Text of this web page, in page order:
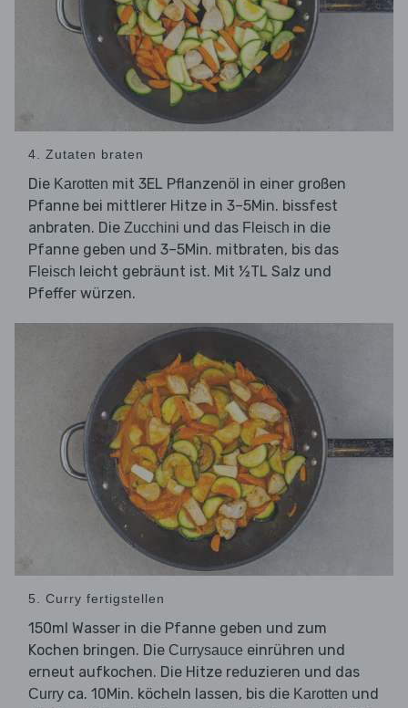
4. Zutaten braten
Die Karotten mit 3EL Pflanzenöl in einer großen
Pfanne bei mittlerer Hitze in 3–5Min. bissfest
anbraten. Die Zucchini und das Fleisch in die
Pfanne geben und 3–5Min. mitbraten, bis das
Fleisch leicht gebräunt ist. Mit ½TL Salz und
Pfeffer würzen.
5. Curry fertigstellen
150ml Wasser in die Pfanne geben und zum
Kochen bringen. Die Currysauce einrühren und
erneut aufkochen. Die Hitze reduzieren und das
Curry ca. 10Min. köcheln lassen, bis die Karotten und